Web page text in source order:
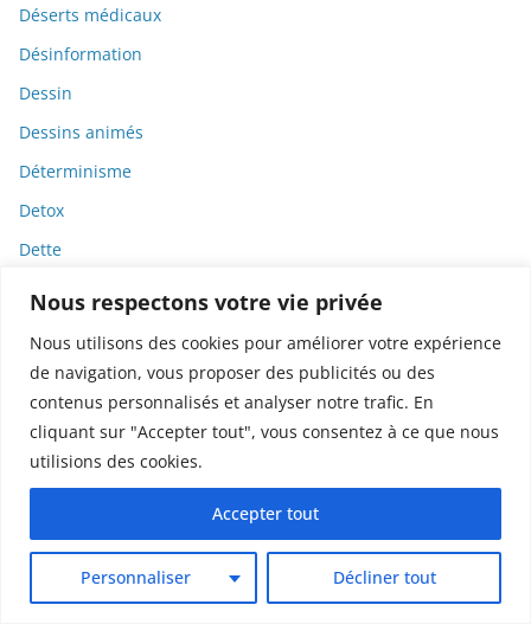
Nous respectons votre vie privée
Nous utilisons des cookies pour améliorer votre expérience
de navigation, vous proposer des publicités ou des
contenus personnalisés et analyser notre trafic. En
cliquant sur "Accepter tout", vous consentez à ce que nous
utilisions des cookies.
Personnaliser Décliner tout
Accepter tout
Déserts médicaux
Désinformation
Dessin
Dessins animés
Déterminisme
Detox
Dette
DGCCRF
Diabète
Diagnostic
Didier Raoult
Dignité